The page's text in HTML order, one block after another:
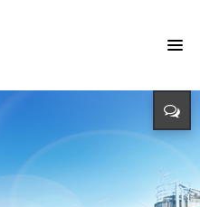
卫能源
综合利用